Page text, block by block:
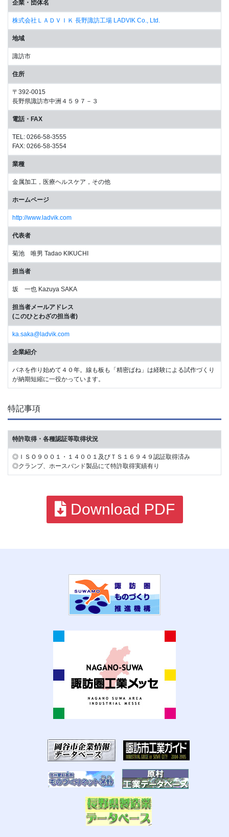
企業・団体名
株式会社ＬＡＤＶＩＫ 長野諏訪工場 LADVIK Co., Ltd.
地域
諏訪市
住所
〒392-0015
長野県諏訪市中洲４５９７－３
電話・FAX
TEL: 0266-58-3555
FAX: 0266-58-3554
業種
金属加工，医療ヘルスケア，その他
ホームページ
http://www.ladvik.com
代表者
菊池 唯男 Tadao KIKUCHI
担当者
坂 一也 Kazuya SAKA
担当者メールアドレス
(このひとわざの担当者)
ka.saka@ladvik.com
企業紹介
バネを作り始めて４０年。線も板も「精密ばね」は経験による試作づくり
が納期短縮に一役かっています。
特記事項
特許取得・各種認証等取得状況
◎ＩＳＯ９００１・１４００１及びＴＳ１６９４９認証取得済み
◎クランプ、ホースバンド製品にて特許取得実績有り
Download PDF